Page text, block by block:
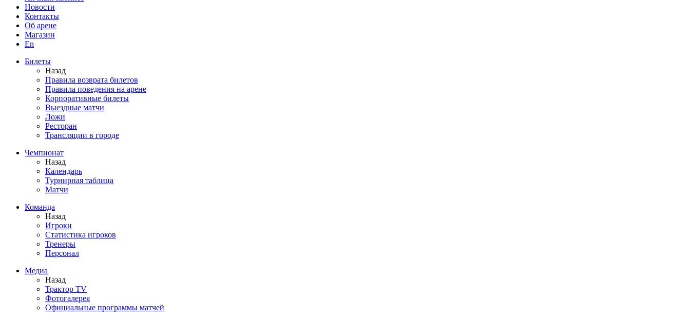
Новости
Контакты
Об арене
Магазин
En
Билеты
Назад
Правила возврата билетов
Правила поведения на арене
Корпоративные билеты
Выездные матчи
Ложи
Ресторан
Трансляции в городе
Чемпионат
Назад
Календарь
Турнирная таблица
Матчи
Команда
Назад
Игроки
Статистика игроков
Тренеры
Персонал
Медиа
Назад
Трактор TV
Фотогалерея
Официальные программы матчей